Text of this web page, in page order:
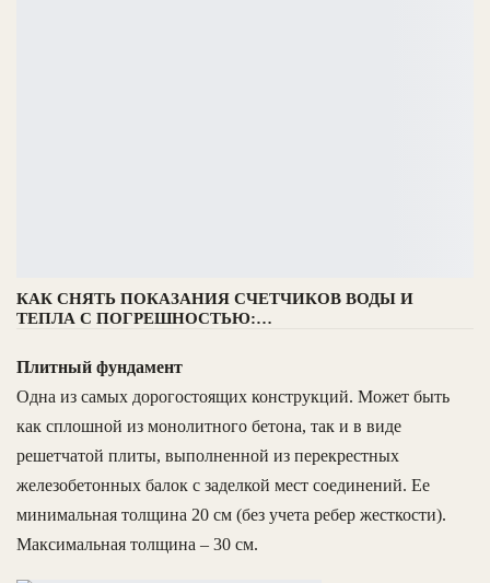
КАК СНЯТЬ ПОКАЗАНИЯ СЧЕТЧИКОВ ВОДЫ И
ТЕПЛА С ПОГРЕШНОСТЬЮ:…
Плитный фундамент
Одна из самых дорогостоящих конструкций. Может быть
как сплошной из монолитного бетона, так и в виде
решетчатой плиты, выполненной из перекрестных
железобетонных балок с заделкой мест соединений. Ее
минимальная толщина 20 см (без учета ребер жесткости).
Максимальная толщина – 30 см.